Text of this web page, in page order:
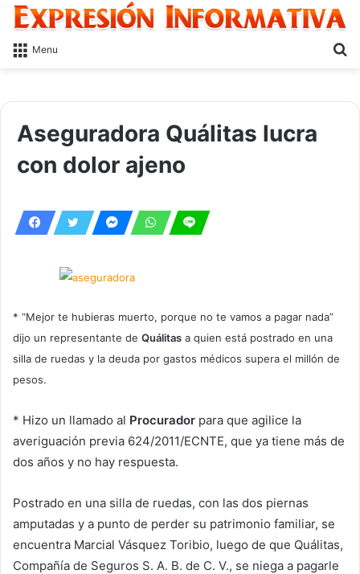
Menu
Aseguradora Quálitas lucra
con dolor ajeno
* “Mejor te hubieras muerto, porque no te vamos a pagar nada”
dijo un representante de Quálitas a quien está postrado en una
silla de ruedas y la deuda por gastos médicos supera el millón de
pesos.
* Hizo un llamado al Procurador para que agilice la
averiguación previa 624/2011/ECNTE, que ya tiene más de
dos años y no hay respuesta.
Postrado en una silla de ruedas, con las dos piernas
amputadas y a punto de perder su patrimonio familiar, se
encuentra Marcial Vásquez Toribio, luego de que Quálitas,
Compañía de Seguros S. A. B. de C. V., se niega a pagarle